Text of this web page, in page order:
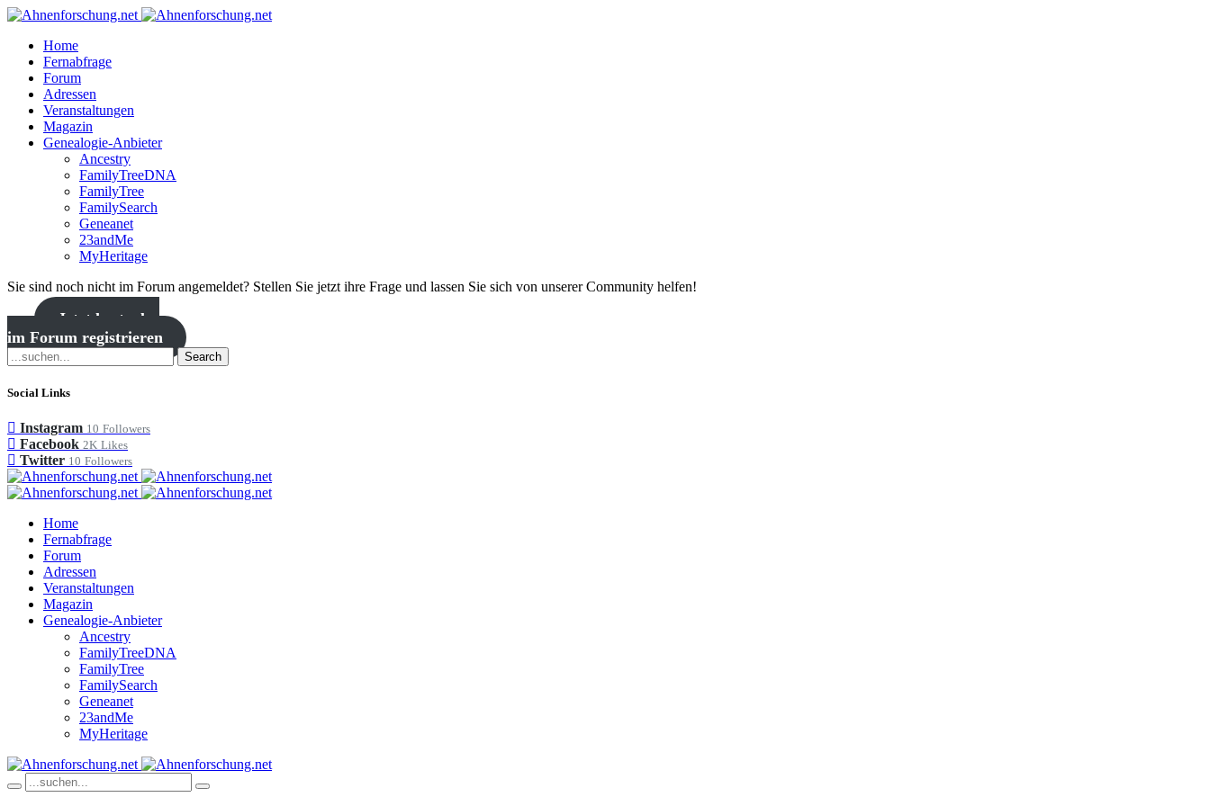
Home
Fernabfrage
Forum
Adressen
Veranstaltungen
Magazin
Genealogie-Anbieter
Ancestry
FamilyTreeDNA
FamilyTree
FamilySearch
Geneanet
23andMe
MyHeritage
Sie sind noch nicht im Forum angemeldet? Stellen Sie jetzt ihre Frage und lassen Sie sich von unserer Community helfen!
Jetzt kostenlos
im Forum registrieren
Search
Social Links
Instagram 10 Followers
Facebook 2K Likes
Twitter 10 Followers
Home
Fernabfrage
Forum
Adressen
Veranstaltungen
Magazin
Genealogie-Anbieter
Ancestry
FamilyTreeDNA
FamilyTree
FamilySearch
Geneanet
23andMe
MyHeritage